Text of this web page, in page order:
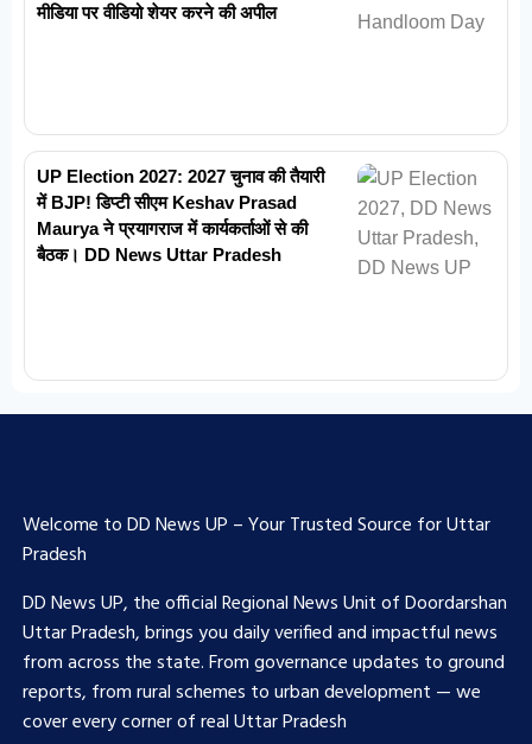
मीडिया पर वीडियो शेयर करने की अपील
UP Election 2027: 2027 चुनाव की तैयारी
में BJP! डिप्टी सीएम Keshav Prasad
Maurya ने प्रयागराज में कार्यकर्ताओं से की
बैठक। DD News Uttar Pradesh
Welcome to DD News UP – Your Trusted Source for Uttar
Pradesh
DD News UP, the official Regional News Unit of Doordarshan
Uttar Pradesh, brings you daily verified and impactful news
from across the state. From governance updates to ground
reports, from rural schemes to urban development — we
cover every corner of real Uttar Pradesh